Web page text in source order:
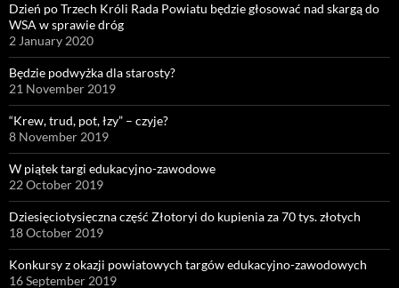
Dzień po Trzech Króli Rada Powiatu będzie głosować nad skargą do
WSA w sprawie dróg
2 January 2020
Będzie podwyżka dla starosty?
21 November 2019
“Krew, trud, pot, łzy” – czyje?
8 November 2019
W piątek targi edukacyjno-zawodowe
22 October 2019
Dziesięciotysięczna część Złotoryi do kupienia za 70 tys. złotych
18 October 2019
Konkursy z okazji powiatowych targów edukacyjno-zawodowych
16 September 2019